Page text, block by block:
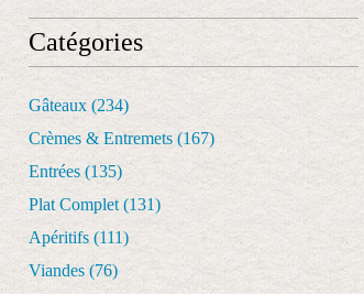
Catégories
Gâteaux (234)
Crèmes & Entremets (167)
Entrées (135)
Plat Complet (131)
Apéritifs (111)
Viandes (76)